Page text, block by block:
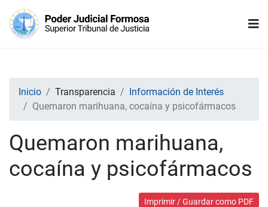
Inicio Transparencia
Información de Interés
Quemaron marihuana, cocaína y psicofármacos
Quemaron marihuana,
cocaína y psicofármacos
Imprimir / Guardar como PDF